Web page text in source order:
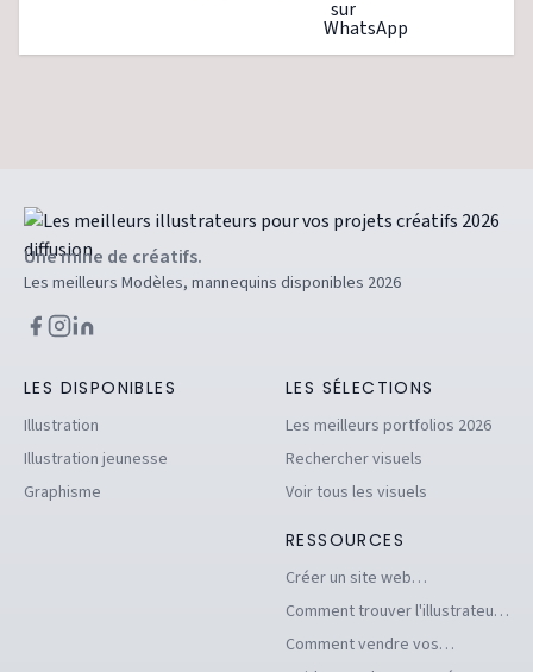
Une mine de créatifs.
Les meilleurs Modèles, mannequins disponibles 2026
LES DISPONIBLES
Illustration
Illustration jeunesse
Graphisme
LES SÉLECTIONS
Les meilleurs portfolios 2026
Rechercher visuels
Voir tous les visuels
RESSOURCES
Créer un site web
d'illustrations pour se
qu'illustrateur
Comment trouver l'illustrateur
freelance idéal pour votre
Comment vendre vos